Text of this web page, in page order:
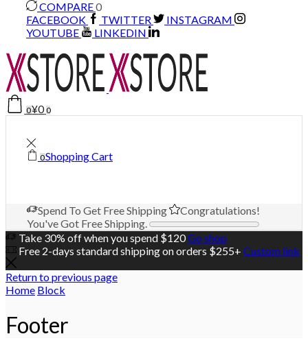
COMPARE0
FACEBOOK
TWITTER
INSTAGRAM
YOUTUBE
LINKEDIN
0¥0 0
0Shopping Cart
Spend To Get Free Shipping
Congratulations!
You've Got Free Shipping.
Take 30% off when you spend $120Go shop
Free 2-days standard shipping on orders $255+ Custom link
Return to previous page
Home Block
Footer